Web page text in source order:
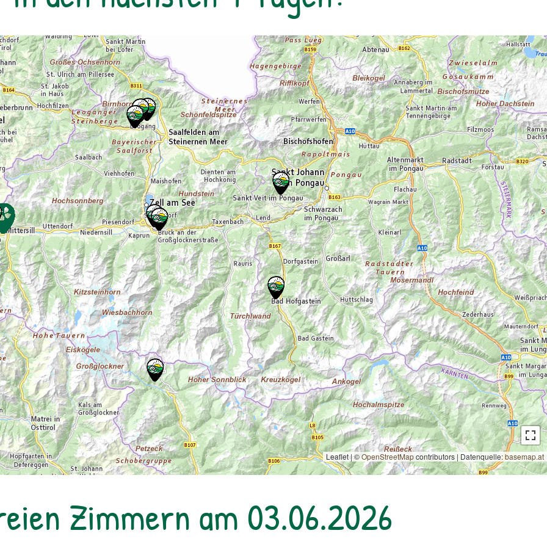
Leaflet | ©OpenStreetMapcontributors | Datenquelle:basemap.at
Zimmern am 03.06.2026